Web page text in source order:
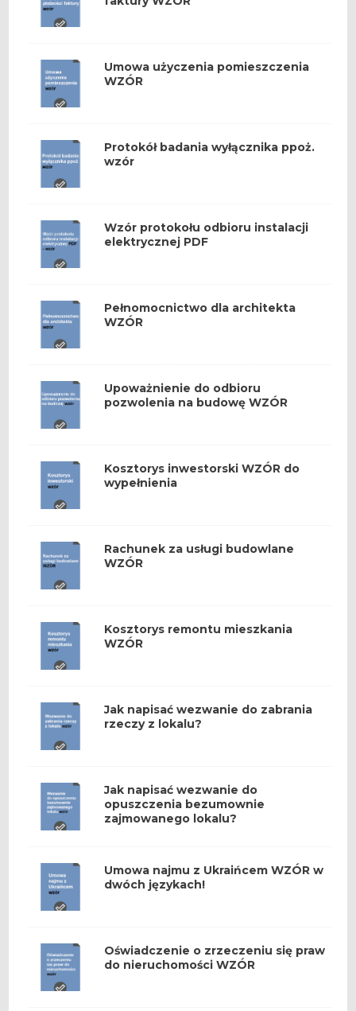
Umowa użyczenia pomieszczenia
WZÓR
Protokół badania wyłącznika ppoż.
wzór
Wzór protokołu odbioru instalacji
elektrycznej PDF
Pełnomocnictwo dla architekta
WZÓR
Upoważnienie do odbioru
pozwolenia na budowę WZÓR
Kosztorys inwestorski WZÓR do
wypełnienia
Rachunek za usługi budowlane
WZÓR
Kosztorys remontu mieszkania
WZÓR
Jak napisać wezwanie do zabrania
rzeczy z lokalu?
Jak napisać wezwanie do
opuszczenia bezumownie
zajmowanego lokalu?
Umowa najmu z Ukraińcem WZÓR w
dwóch językach!
Oświadczenie o zrzeczeniu się praw
do nieruchomości WZÓR